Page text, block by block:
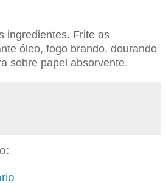
ingredientes. Frite as
óleo, fogo brando, dourando
sobre papel absorvente.